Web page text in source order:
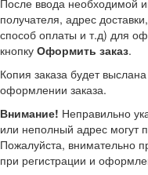
После ввода необходимой
получателя, адрес
способ оплаты и т.д) для
кнопку Оформить заказ.
Копия заказа будет
оформлении заказа.
Внимание! Неправильно
или неполный адрес могут
Пожалуйста, внимательно
при регистрации и